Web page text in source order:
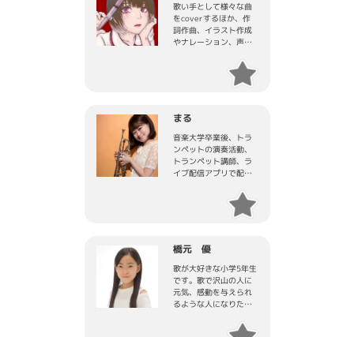
歌い手として様々な曲
をcoverするほか、作
詞作曲、イラスト作成
やナレーション、声優
曲によって雰囲気の異
まる
音楽大学卒業後、トラ
ンペットの演奏活動、
トランペット講師、ラ
イブ配信アプリで配信
音楽で笑顔と元気をお
届けできるように活動
橋元 優
歌が大好きな小学5年生
です。歌で沢山の人に
元気、感動を与えられ
るような人になりたい